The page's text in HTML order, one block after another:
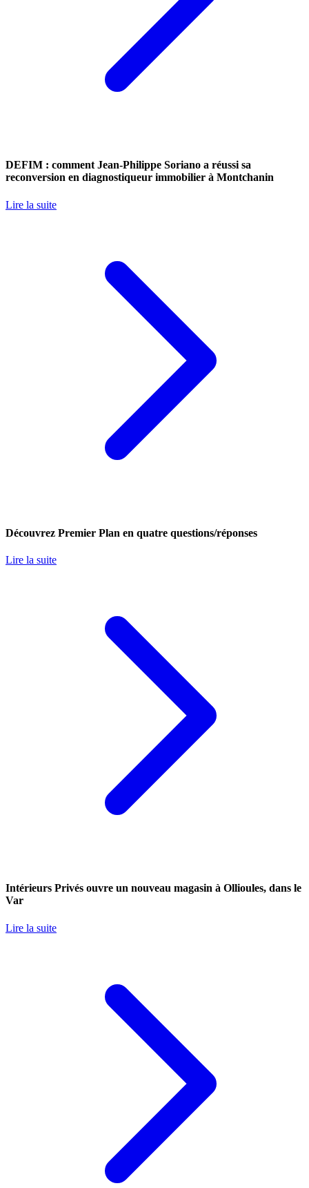
DEFIM : comment Jean-Philippe Soriano a réussi sa
reconversion en diagnostiqueur immobilier à Montchanin
Lire la suite
Découvrez Premier Plan en quatre questions/réponses
Lire la suite
Intérieurs Privés ouvre un nouveau magasin à Ollioules, dans le
Var
Lire la suite